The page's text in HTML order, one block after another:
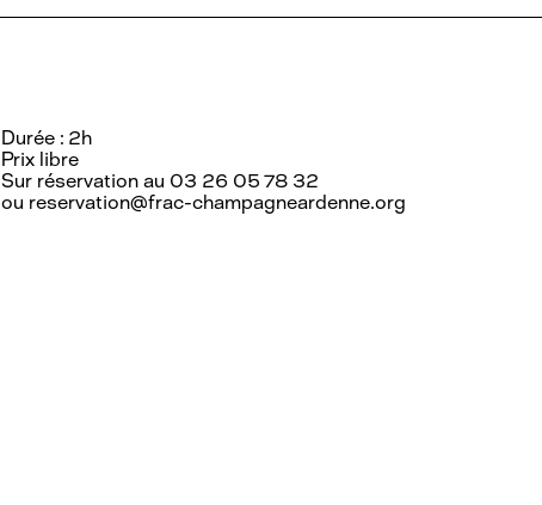
Durée : 2h
Prix libre
Sur réservation au 03 26 05 78 32
ou reservation@frac-champagneardenne.org